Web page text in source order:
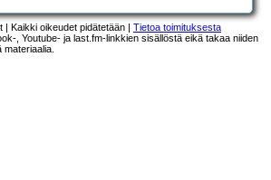
Kaikki oikeudet pidätetään | Tietoa toimituksesta
, Youtube- ja last.fm-linkkien sisällöstä eikä takaa niiden